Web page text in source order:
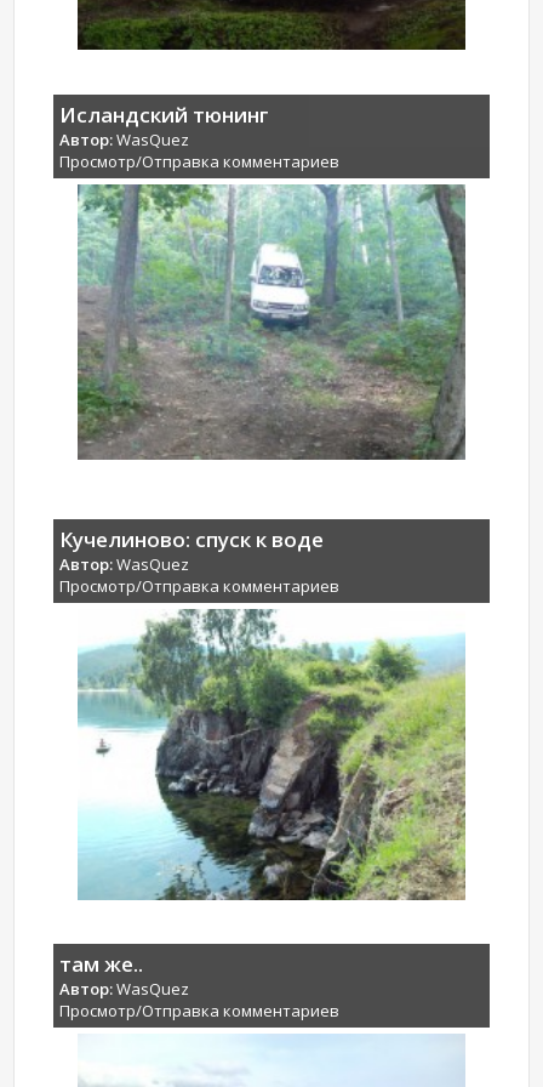
Исландский тюнинг
Автор:WasQuez
Просмотр/Отправка комментариев
Кучелиново: спуск к воде
Автор:WasQuez
Просмотр/Отправка комментариев
там же..
Автор:WasQuez
Просмотр/Отправка комментариев